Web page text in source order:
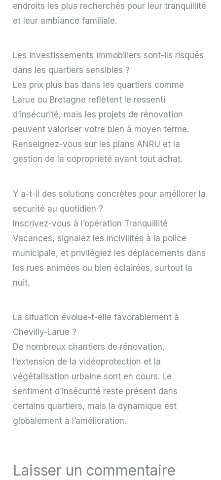
endroits les plus recherchés pour leur tranquillité
et leur ambiance familiale.
Les investissements immobiliers sont-ils risqués
dans les quartiers sensibles ?
Les prix plus bas dans les quartiers comme
Larue ou Bretagne reflètent le ressenti
d’insécurité, mais les projets de rénovation
peuvent valoriser votre bien à moyen terme.
Renseignez-vous sur les plans ANRU et la
gestion de la copropriété avant tout achat.
Y a-t-il des solutions concrètes pour améliorer la
sécurité au quotidien ?
Inscrivez-vous à l’opération Tranquillité
Vacances, signalez les incivilités à la police
municipale, et privilégiez les déplacements dans
les rues animées ou bien éclairées, surtout la
nuit.
La situation évolue-t-elle favorablement à
Chevilly-Larue ?
De nombreux chantiers de rénovation,
l’extension de la vidéoprotection et la
végétalisation urbaine sont en cours. Le
sentiment d’insécurité reste présent dans
certains quartiers, mais la dynamique est
globalement à l’amélioration.
Laisser un commentaire